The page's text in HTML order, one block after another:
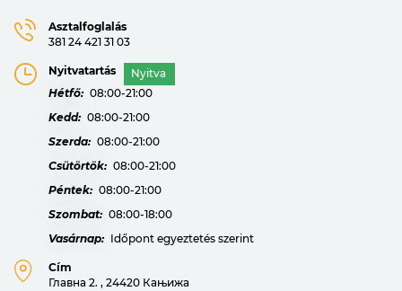
Asztalfoglalás
381 24 421 31 03
Nyitvatartás
Nyitva
Hétfő: 08:00-21:00
Kedd: 08:00-21:00
Szerda: 08:00-21:00
Csütörtök: 08:00-21:00
Péntek: 08:00-21:00
Szombat: 08:00-18:00
Vasárnap: Időpont egyeztetés szerint
Cím
Главна 2. , 24420 Кањижа